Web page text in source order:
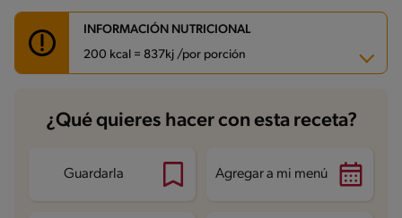
INFORMACIÓN NUTRICIONAL
200 kcal = 837kj /por porción
Carbohidratos 24.8 g
Energía 200 kcal
Proteína
Grasas saturadas 3.3 g
¿Qué quieres hacer con esta receta?
Guardarla Agregar a mi menú